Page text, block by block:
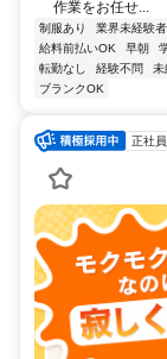
作業をお任せ...
制服あり 業界未経験
給料前払いOK
早朝
転勤なし
経験不問 未
ブランクOK
正社員